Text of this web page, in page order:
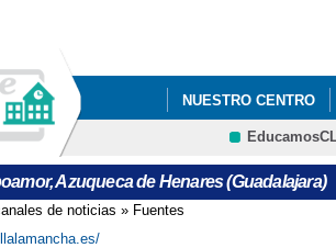
NUESTRO CENTRO
A.C.A.D.A.
CRFP
Azuqueca de Henares (Guadalajara)
usted aquí
de noticias » Fuentes